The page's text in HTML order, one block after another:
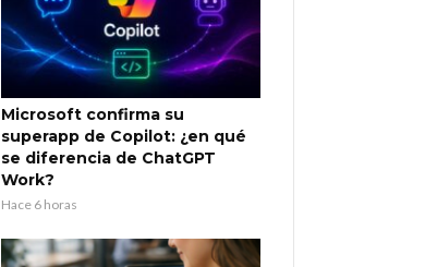
Microsoft confirma su
superapp de Copilot: ¿en qué
se diferencia de ChatGPT
Work?
Hace 6 horas